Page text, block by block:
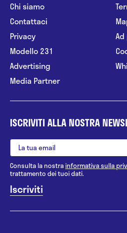
Chi siamo
Contattaci
Privacy
Modello 231
Advertising
Media Partner
ISCRIVITI ALLA NOSTRA
Consulta la nostrainformativa sulla
trattamento dei tuoi dati.